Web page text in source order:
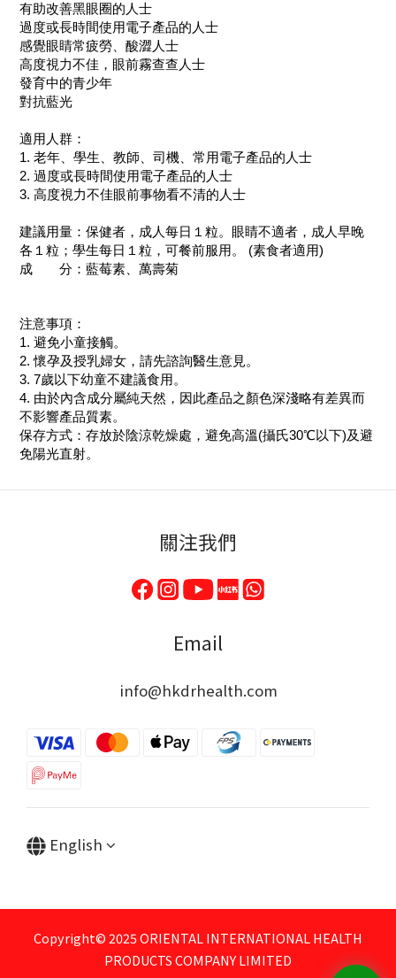
有助改善黑眼圈的人士
過度或長時間使用電子產品的人士
感覺眼睛常疲勞、酸澀人士
高度視力不佳，眼前霧查查人士
發育中的青少年
對抗藍光
適用人群：
1. 老年、學生、教師、司機、常用電子產品的人士
2. 過度或長時間使用電子產品的人士
3. 高度視力不佳眼前事物看不清的人士
建議用量：保健者，成人每日１粒。眼睛不適者，成人早晚
各１粒；學生每日１粒，可餐前服用。 (素食者適用)
成 分：藍莓素、萬壽菊
注意事項：
1. 避免小童接觸。
2. 懷孕及授乳婦女，請先諮詢醫生意見。
3. 7歲以下幼童不建議食用。
4. 由於內含成分屬純天然，因此產品之顏色深淺略有差異而
不影響產品質素。
保存方式：存放於陰涼乾燥處，避免高溫(攝氏30℃以下)及避
免陽光直射。
關注我們
Email
info@hkdrhealth.com
English
Copyright© 2025 ORIENTAL INTERNATIONAL HEALTH
PRODUCTS COMPANY LIMITED